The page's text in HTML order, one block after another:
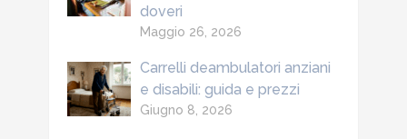
doveri
Maggio 26, 2026
Carrelli deambulatori anziani
e disabili: guida e prezzi
Giugno 8, 2026